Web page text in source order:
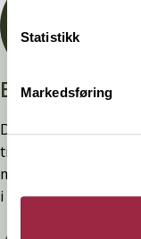
Statistikk
Markedsføring
Branntestet
Denne kledninger
tilfredsstiller
montering. Ytelsen
i våre FDV-er.